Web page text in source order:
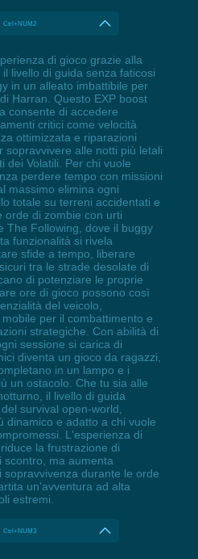
Ctrl+NUM2
di gioco grazie alla
livello di guida senza faticosi
in un alleato imbattibile per
Harran. Questo EXP boost
consente di accedere
critici come velocità
ottimizzata e riparazioni
sopravvivere alle notti più letali
dei Volatili. Per chi vuole
perdere tempo con missioni
massimo elimina ogni
totale su terreni accidentati e
orde di zombie con urti
The Following, dove il buggy
funzionalità si rivela
sfide a tempo, liberare
tra le strade desolate di
di potenziare le proprie
ore di gioco possono così
del veicolo,
per il combattimento e
strategiche. Con abilità di
sessione si carica di
diventa un gioco da ragazzi,
in un lampo e i
un ostacolo. Che tu sia alle
il livello di guida
survival open-world,
dinamico e adatto a chi vuole
L'esperienza di
la frustrazione di
scontro, ma aumenta
durante le orde
un'avventura ad alta
estremi.
Ctrl+NUM3